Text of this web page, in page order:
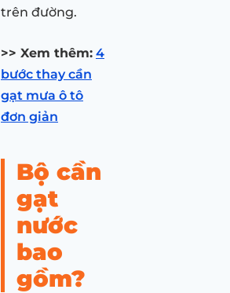
trên đường.
>> Xem thêm: 4
bước thay cần
gạt mưa ô tô
đơn giản
Bộ cần
gạt
nước
bao
gồm?